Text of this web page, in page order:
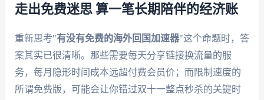
走出免费迷思 算一笔长期陪伴的经济账
重新思考"有没有免费的海外回国加速器"这个命题时，答
案其实已很清晰。那些需要每天分享链接换流量的服
务，每月隐形时间成本远超付费会员价；而限制速度的
所谓免费版，可能会让你错过双十一整点秒杀的关键时